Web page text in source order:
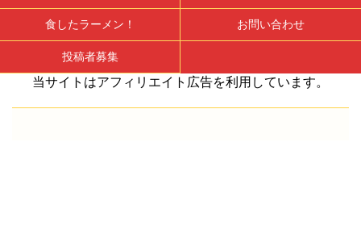
食したラーメン！ お問い合わせ
投稿者募集
当サイトはアフィリエイト広告を利用しています。